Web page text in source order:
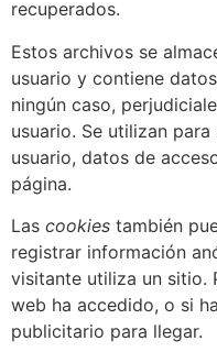
recuperados.
Estos archivos se
usuario y contiene
ningún caso,
usuario. Se utilizan
usuario, datos de
página.
Las cookies también
registrar información
visitante utiliza un sitio.
web ha accedido, o si
publicitario para llegar.